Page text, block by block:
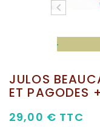

JULOS
ET PAGODES
29,00 € TTC